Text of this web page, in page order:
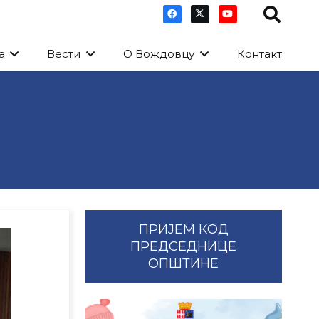
Вести О Вождовцу Контакт
ПРИЈЕМ КОД
ПРЕДСЕДНИЦЕ
ОПШТИНЕ